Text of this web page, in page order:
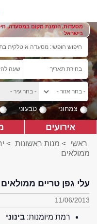
מסעדות, הזמנת מקום במסעדה,
בישראל
צמחוני טבעוני
אירועים
ראשי > מנות ראשונות >
ממולאים
עלי גפן טריים ממולאים
11/06/2013
רמת מיומנות: בינוני